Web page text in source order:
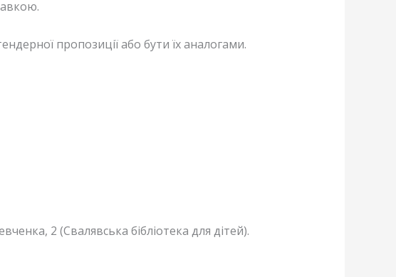
пропозиції або бути їх аналогами.
2 (Свалявська бібліотека для дітей).